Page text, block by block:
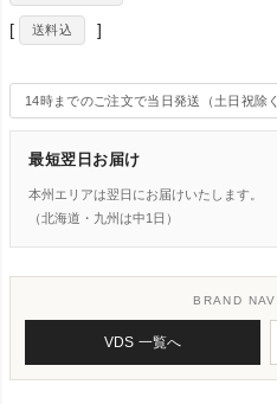
送料込
14時までのご注文で当日発送（土日祝除く
最短翌日お届け
本州エリアは翌日にお届けいたします。
（北海道・九州は中1日）
BRAND
VDS 一覧へ